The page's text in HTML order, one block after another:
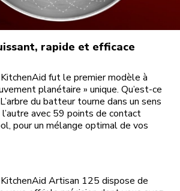
rapide et efficace
fut le premier modèle à
planétaire » unique. Qu’est-ce
du batteur tourne dans un sens
avec 59 points de contact
pour un mélange optimal de vos
Artisan 125 dispose de